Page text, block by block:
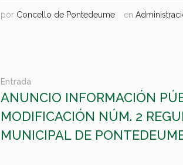
por Concello de Pontedeume en
Entrada
ANUNCIO INFORMACIÓN
MODIFICACIÓN NÚM. 2
MUNICIPAL DE